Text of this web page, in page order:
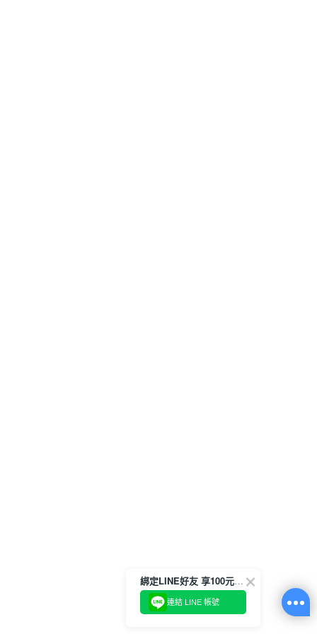
綁定LINE好友 享100元折價券
連結 LINE 帳號